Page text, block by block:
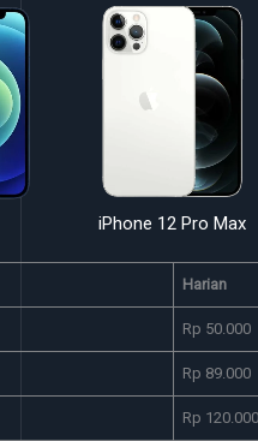
iPhone 12 Pro Max
Harian
Rp 50.000
Rp 89.000
Rp 120.000